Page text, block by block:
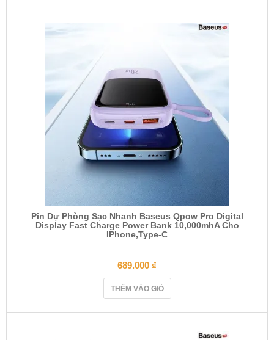
Pin Dự Phòng Sạc Nhanh Baseus Qpow Pro Digital
Display Fast Charge Power Bank 10,000mhA Cho
IPhone,Type-C
689.000 ₫
THÊM VÀO GIỎ